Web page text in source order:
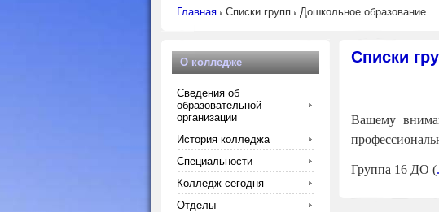
Главная Списки групп Дошкольное образование
Списки
Вашему
Группа 16 ДО (
О колледже
Сведения об
образовательной
организации
История колледжа
Специальности
Колледж сегодня
Отделы